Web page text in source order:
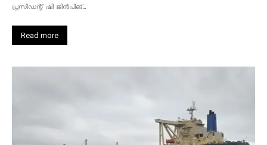
പ്രസിഡന്റ് ഷി ജിൻപിങ്...
Read more